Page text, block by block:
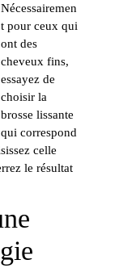
Nécessairemen
t pour ceux qui
ont des
cheveux fins,
essayez de
choisir la
brosse lissante
qui correspond
celle
le résultat